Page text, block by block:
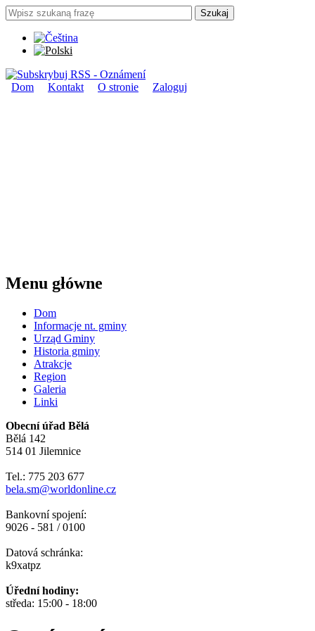
Przejdź do treści
Formularz wyszukiwania
Szukaj
Dom Kontakt O stronie Zaloguj
Menu główne
Dom
Informacje nt. gminy
Urząd Gminy
Historia gminy
Atrakcje
Region
Galeria
Linki
Obecní úřad Bělá
Bělá 142
514 01 Jilemnice
Tel.: 775 203 677
bela.sm@worldonline.cz
Bankovní spojení:
9026 - 581 / 0100
Datová schránka:
k9xatpz
Úřední hodiny:
středa: 15:00 - 18:00